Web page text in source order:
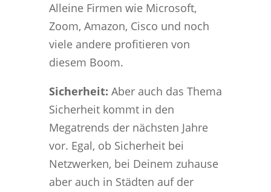
Alleine Firmen wie Microsoft,
Zoom, Amazon, Cisco und noch
viele andere profitieren von
diesem Boom.
Sicherheit: Aber auch das Thema
Sicherheit kommt in den
Megatrends der nächsten Jahre
vor. Egal, ob Sicherheit bei
Netzwerken, bei Deinem zuhause
aber auch in Städten auf der